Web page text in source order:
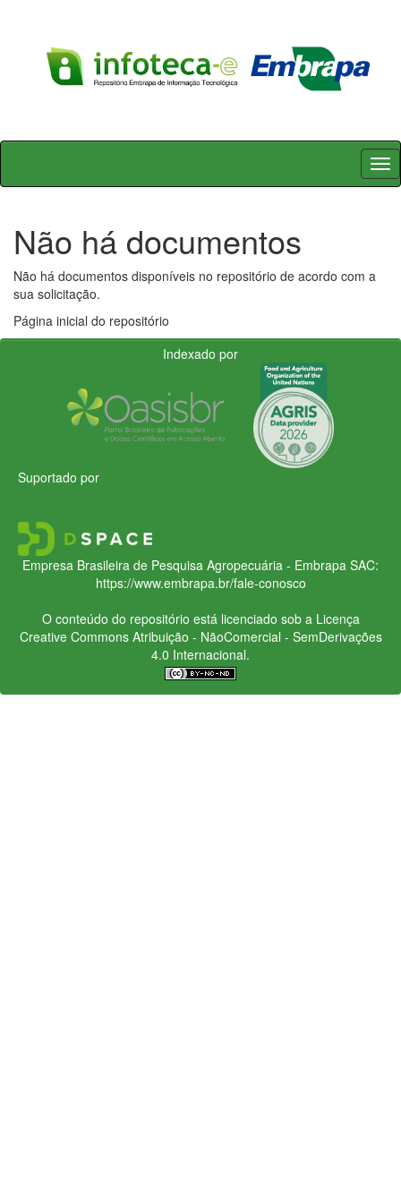
Skip
Não há documentos
Não há documentos disponíveis no repositório de acordo com a
sua solicitação.
Página inicial do repositório
Indexado por
Suportado por
Empresa Brasileira de Pesquisa Agropecuária - Embrapa SAC:
https://www.embrapa.br/fale-conosco
O conteúdo do repositório está licenciado sob a Licença
Creative CommonsAtribuição - NãoComercial - SemDerivações
4.0 Internacional.